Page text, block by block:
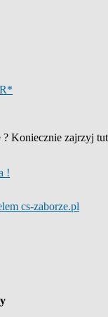
? Koniecznie zajrzyj
!
cs-zaborze.pl